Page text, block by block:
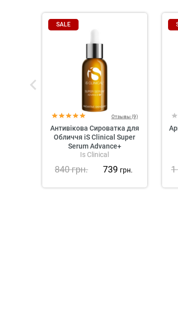
SALE
Отзывы (9)
Антивікова Сироватка для
Обличчя iS Clinical Super
Serum Advance+
Is Clinical
840грн. 739 грн.